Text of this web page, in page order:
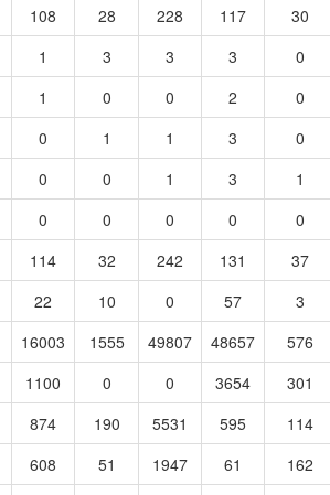
108 28 228 117 30
1 3 3 3 0
1 0 0 2 0
0 1 1 3 0
0 0 1 3 1
0 0 0 0 0
114 32 242 131 37
22 10 0 57 3
16003 1555 49807 48657 576
1100 0 0 3654 301
874 190 5531 595 114
608 51 1947 61 162